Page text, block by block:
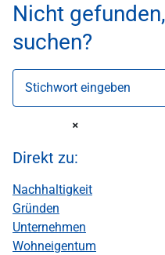
Nicht
suchen?
Stichwort eingeben
Direkt zu:
Nachhaltigkeit
Gründen
Unternehmen
Wohneigentum